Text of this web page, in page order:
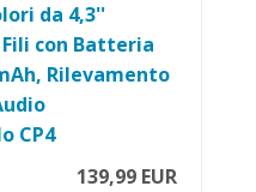
da 4,3''
con Batteria
Rilevamento
CP4
139,99 EUR